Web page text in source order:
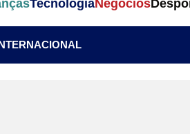
TecnologiaNegócios